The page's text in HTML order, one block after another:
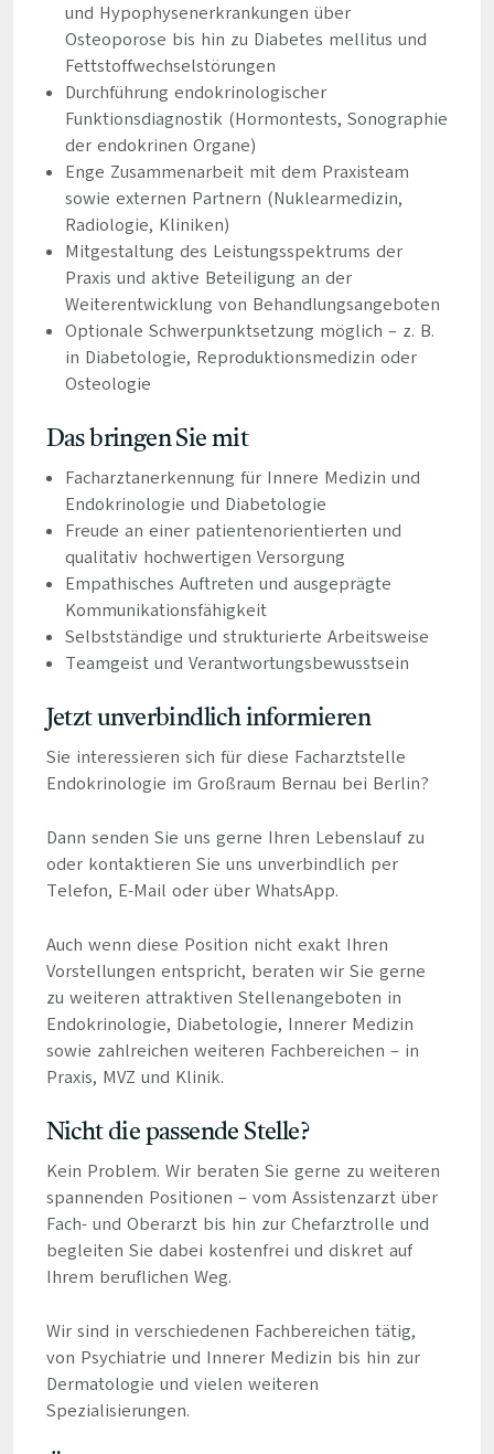
und Hypophysenerkrankungen über
Osteoporose bis hin zu Diabetes mellitus und
Fettstoffwechselstörungen
Durchführung endokrinologischer
Funktionsdiagnostik (Hormontests, Sonographie
der endokrinen Organe)
Enge Zusammenarbeit mit dem Praxisteam
sowie externen Partnern (Nuklearmedizin,
Radiologie, Kliniken)
Mitgestaltung des Leistungsspektrums der
Praxis und aktive Beteiligung an der
Weiterentwicklung von Behandlungsangeboten
Optionale Schwerpunktsetzung möglich – z. B.
in Diabetologie, Reproduktionsmedizin oder
Osteologie
Das bringen Sie mit
Facharztanerkennung für Innere Medizin und
Endokrinologie und Diabetologie
Freude an einer patientenorientierten und
qualitativ hochwertigen Versorgung
Empathisches Auftreten und ausgeprägte
Kommunikationsfähigkeit
Selbstständige und strukturierte Arbeitsweise
Teamgeist und Verantwortungsbewusstsein
Jetzt unverbindlich informieren
Sie interessieren sich für diese Facharztstelle
Endokrinologie im Großraum Bernau bei Berlin?
Dann senden Sie uns gerne Ihren Lebenslauf zu
oder kontaktieren Sie uns unverbindlich per
Telefon, E-Mail oder über WhatsApp.
Auch wenn diese Position nicht exakt Ihren
Vorstellungen entspricht, beraten wir Sie gerne
zu weiteren attraktiven Stellenangeboten in
Endokrinologie, Diabetologie, Innerer Medizin
sowie zahlreichen weiteren Fachbereichen – in
Praxis, MVZ und Klinik.
Nicht die passende Stelle?
Kein Problem. Wir beraten Sie gerne zu weiteren
spannenden Positionen – vom Assistenzarzt über
Fach- und Oberarzt bis hin zur Chefarztrolle und
begleiten Sie dabei kostenfrei und diskret auf
Ihrem beruflichen Weg.
Wir sind in verschiedenen Fachbereichen tätig,
von Psychiatrie und Innerer Medizin bis hin zur
Dermatologie und vielen weiteren
Spezialisierungen.